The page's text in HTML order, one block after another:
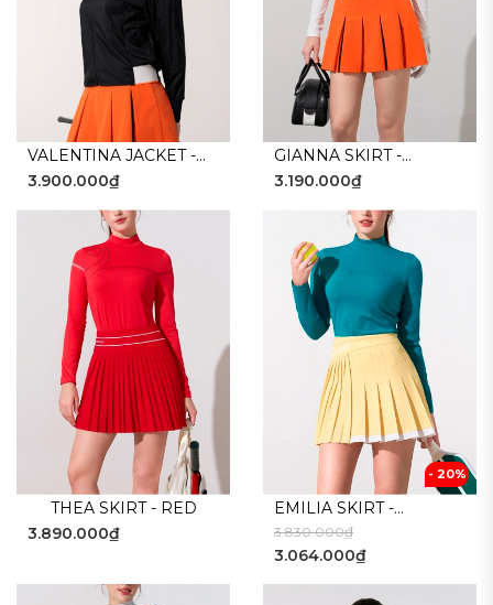
VALENTINA JACKET -
BLACK
3.900.000₫
GIANNA SKIRT -
ORANGE
3.190.000₫
THEA SKIRT - RED
3.890.000₫
- 20%
EMILIA SKIRT -
YELLOW
3.830.000₫
3.064.000₫